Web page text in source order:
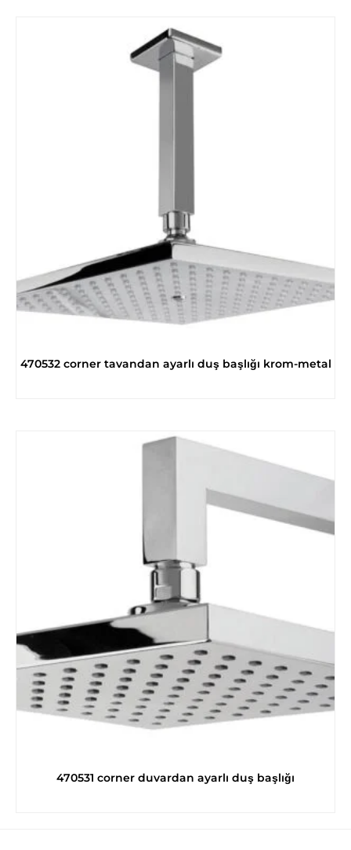
470532 corner tavandan ayarlı duş başlığı krom-metal
470531 corner duvardan ayarlı duş başlığı